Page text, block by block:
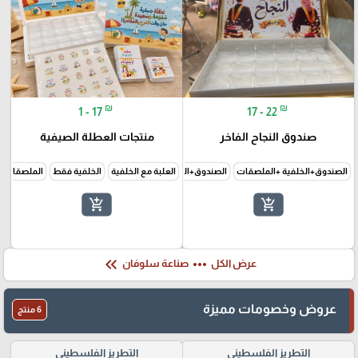
17 - 22 ₪
صندوق النجاح الفاخر
الصندوق+الخلفية +الملصقات الصندوق+الخلفية فقط
add_shopping_cart
1 - 17 ₪
منتجات العطلة الصيفية
العلبة مع الخلفية الخلفية فقط الملصقات
add_shopping_cart
عرض الكل more_horiz صناعة سلوفان keyboard_double_arrow_left
عروض وخصومات مميزة 6 منتج
التطريز الفلسطيني التطريز الفلسطيني